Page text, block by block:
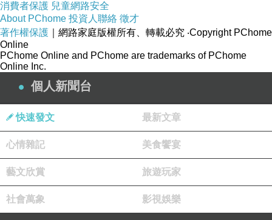
斑駁印花為設計元素，非瑕
請勿浸泡過久以及避免使用含
純棉材質不可烘乾，以
消費者保護 兒童網路安全
About PChome 投資人聯絡 徵才
著作權保護 ｜網路家庭版權所有、轉載必究 ‧Copyright PChome
Online
PChome Online and PChome are trademarks of PChome
Online Inc.
個人新聞台
快速發文 最新文章
心情雜記 美食饗宴
藝文欣賞 旅遊玩家
社會萬象 影視娛樂